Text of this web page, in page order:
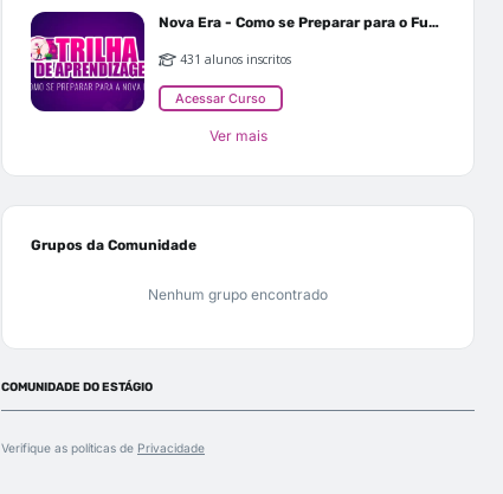
Nova Era - Como se Preparar para o Futuro
431 alunos inscritos
Acessar Curso
Ver mais
Grupos da Comunidade
Nenhum grupo encontrado
COMUNIDADE DO ESTÁGIO
Verifique as políticas de Privacidade